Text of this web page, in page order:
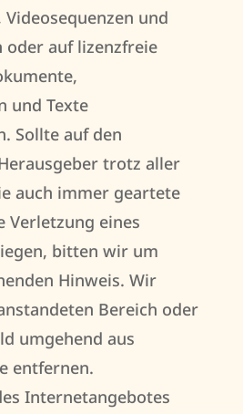
und
oder auf lizenzfreie
und Texte
Sollte auf den
trotz aller
auch immer geartete
Verletzung eines
bitten wir um
Hinweis. Wir
Bereich oder
umgehend aus
entfernen.
Internetangebotes